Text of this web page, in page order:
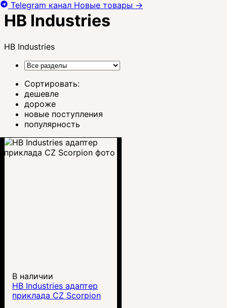
HB Industries
HB Industries
Сортировать:
дешевле
дороже
новые поступления
популярность
В наличии
HB Industries адаптер
приклада CZ Scorpion
Telegram канал Новые товары →